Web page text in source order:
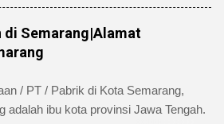
meter, green belt, listrik , telepon , air,
kemudahan atau keuntungan
industri menengah dan besar untuk
di Jl. Tambakaji II No. 7 Semarang
Industri Candi Semarang disertai
di Semarang|Alamat
/ PT / Pabrik di Kota Semarang,
adalah ibu kota provinsi Jawa Tengah.